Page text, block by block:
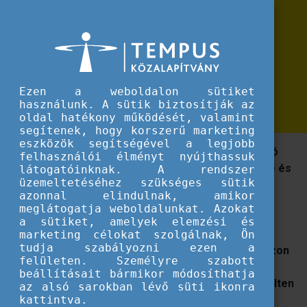
Erasmus+ mobilitási programok
minőségbiztosítása a szakképző
intézményekben
A szakképzésnek a munkaerőpiaci igényekhez való
gyors alkalmazkodóképességének megteremtése és
a minőségi tanulás lehetőségének biztosítása a
fiatalok és a felnőttek számára.
A kiadványt azzal a szándékkal adjuk közre,
hogyminőségügyi módszertani útmutatást adjon azon
szakképző intézmények számára, amelyek a
nemzetköziesítést stratégiai szemléletben, kiemelten
kezelik, és a mobilitási programokat a képzési
Ezen a weboldalon sütiket
használunk. A sütik biztosítják az
oldal hatékony működését, valamint
segítenek, hogy korszerű marketing
eszközök segítségével a legjobb
felhasználói élményt nyújthassuk
látogatóinknak. A rendszer
üzemeltetéséhez szükséges sütik
azonnal elindulnak, amikor
meglátogatja weboldalunkat. Azokat
a sütiket, amelyek elemzési és
marketing célokat szolgálnak, Ön
tudja szabályozni ezen a
felületen. Személyre szabott
beállításait bármikor módosíthatja
az alsó sarokban lévő süti ikonra
kattintva.